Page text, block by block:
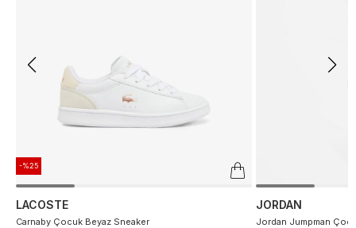
-%25
LACOSTE
Carnaby Çocuk Beyaz Sneaker
JORDAN
Jordan Jumpman